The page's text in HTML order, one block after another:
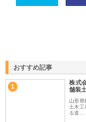
おすすめ記事
1
株式
舗装
山形県
土木工
る道…